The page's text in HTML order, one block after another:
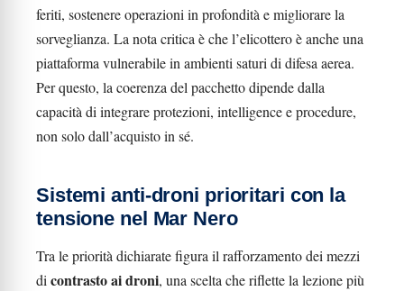
feriti, sostenere operazioni in profondità e migliorare la
sorveglianza. La nota critica è che l’elicottero è anche una
piattaforma vulnerabile in ambienti saturi di difesa aerea.
Per questo, la coerenza del pacchetto dipende dalla
capacità di integrare protezioni, intelligence e procedure,
non solo dall’acquisto in sé.
Sistemi anti-droni prioritari con la
tensione nel Mar Nero
Tra le priorità dichiarate figura il rafforzamento dei mezzi
di contrasto ai droni, una scelta che riflette la lezione più